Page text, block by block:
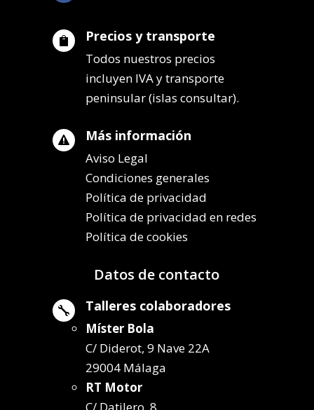
 Precios y transporte
Todos nuestros precios
incluyen IVA y transporte
peninsular (islas consultar).
 Más información
Aviso Legal
Condiciones generales
Política de privacidad
Política de privacidad en redes
Política de cookies
Datos de contacto
 Talleres colaboradores
Míster Bola
C/ Diderot, 9 Nave 22A
29004 Málaga
RT Motor
C/ Datilero, 8